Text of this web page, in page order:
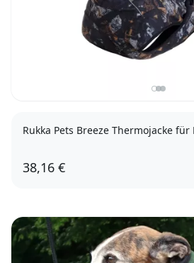
Rukka Pets Breeze Thermojacke
38,16 €